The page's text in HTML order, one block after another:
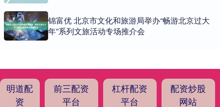
锦富优 北京市文化和旅游局举办“畅游北京过大
年”系列文旅活动专场推介会
明道配
资
前三配资
平台
杠杆配资
平台
配资炒股
网站